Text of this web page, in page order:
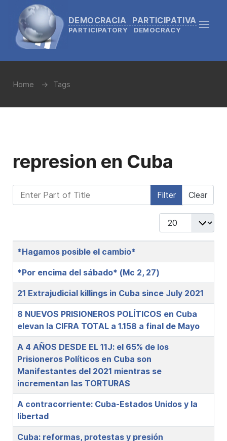
DEMOCRACIA PARTICIPATIVA
PARTICIPATORY DEMOCRACY
Home Tags
represion en Cuba
Enter Part of Title Filter Clear
Display #
Title
*Hagamos posible el cambio*
*Por encima del sábado* (Mc 2, 27)
21 Extrajudicial killings in Cuba since July 2021
8 NUEVOS PRISIONEROS POLÍTICOS en Cuba
elevan la CIFRA TOTAL a 1.158 a final de Mayo
A 4 AÑOS DESDE EL 11J: el 65% de los
Prisioneros Políticos en Cuba son
Manifestantes del 2021 mientras se
incrementan las TORTURAS
A contracorriente: Cuba-Estados Unidos y la
libertad
Cuba: reformas, protestas y presión